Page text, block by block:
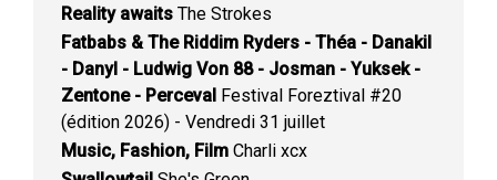
Reality awaits The Strokes
Fatbabs & The Riddim Ryders - Théa - Danakil
- Danyl - Ludwig Von 88 - Josman - Yuksek -
Zentone - Perceval Festival Foreztival #20
(édition 2026) - Vendredi 31 juillet
Music, Fashion, Film Charli xcx